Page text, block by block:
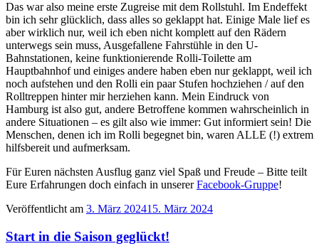
Das war also meine erste Zugreise mit dem Rollstuhl. Im Endeffekt
bin ich sehr glücklich, dass alles so geklappt hat. Einige Male lief es
aber wirklich nur, weil ich eben nicht komplett auf den Rädern
unterwegs sein muss, Ausgefallene Fahrstühle in den U-
Bahnstationen, keine funktionierende Rolli-Toilette am
Hauptbahnhof und einiges andere haben eben nur geklappt, weil ich
noch aufstehen und den Rolli ein paar Stufen hochziehen / auf den
Rolltreppen hinter mir herziehen kann. Mein Eindruck von
Hamburg ist also gut, andere Betroffene kommen wahrscheinlich in
andere Situationen – es gilt also wie immer: Gut informiert sein! Die
Menschen, denen ich im Rolli begegnet bin, waren ALLE (!) extrem
hilfsbereit und aufmerksam.
Für Euren nächsten Ausflug ganz viel Spaß und Freude – Bitte teilt
Eure Erfahrungen doch einfach in unsererFacebook-Gruppe!
Veröffentlicht am 3. März 202415. März 2024
Start in die Saison geglückt!